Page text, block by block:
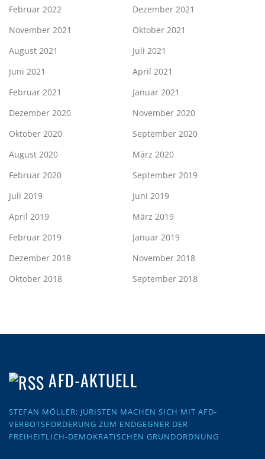
Februar 2022
Dezember 2021
November 2021
Oktober 2021
August 2021
Juli 2021
Juni 2021
April 2021
Februar 2021
Januar 2021
Dezember 2020
November 2020
Oktober 2020
September 2020
August 2020
März 2020
Februar 2020
September 2019
Juli 2019
Juni 2019
April 2019
März 2019
Februar 2019
Januar 2019
Dezember 2018
November 2018
Oktober 2018
September 2018
AFD-AKTUELL
STEFAN MÖLLER: JURISTEN MACHEN SICH MIT AFD-
VERBOTSFORDERUNG ZUM ENDGEGNER DER
FREIHEITLICH-DEMOKRATISCHEN GRUNDORDNUNG